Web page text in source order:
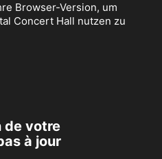
Browser-Version, um
Concert Hall nutzen zu
de votre
à jour